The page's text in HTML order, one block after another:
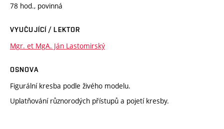
78 hod., povinná
VYUČUJÍCÍ / LEKTOR
Mgr. et MgA. Ján Lastomirský
OSNOVA
Figurální kresba podle živého modelu.
Uplatňování různorodých přístupů a pojetí kresby.